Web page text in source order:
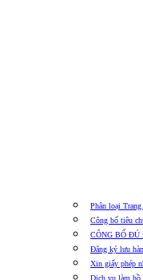
Phân loại
Công bố tiêu
CÔNG BỐ ĐỦ
Đăng ký lưu
Xin giấy phép
Dịch vụ làm hồ